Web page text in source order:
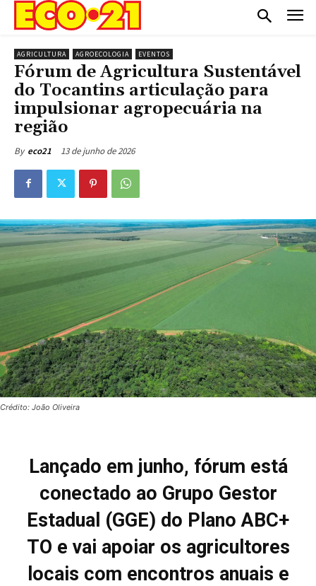
AGRICULTURA AGROECOLOGIA EVENTOS
Fórum de Agricultura Sustentável
do Tocantins articulação para
impulsionar agropecuária na
região
By eco21 13 de junho de 2026
Crédito: João Oliveira
Lançado em junho, fórum está
conectado ao Grupo Gestor
Estadual (GGE) do Plano ABC+
TO e vai apoiar os agricultores
locais com encontros anuais e